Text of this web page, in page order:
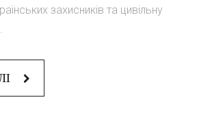
захисників та цивільну